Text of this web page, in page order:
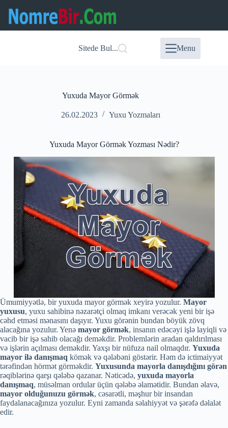
content
Sitede Bul... Menu
Yuxuda Mayor Görmək
26.02.2023 Yuxu Yozmaları
Yuxuda Mayor Görmək Yozması Nədir?
Ümumiyyətlə, bir yuxuda mayor görmək xeyirə yozulur. Mayor
yuxusu, yuxu sahibinə nəzarətçi olmaq imkanı verəcək yeni bir işə
cəhd etməsi mənasını daşıyır. Yuxu görənin bundan böyük zövq
alacağına yozulur. Yenə mayor görmək, insanın edəcəyi işlə layiqli və
vacib bir işə sahib olacağı deməkdir. Problemlərin aradan qaldırılması
və işlərin açılması deməkdir. Yaxşı bir nüfuza nail olmaqdır. Yuxuda
mayor ilə danışmaq kömək və qələbəni göstərir. Həm də ictimaiyyət
tərəfindən hörmət görməkdir. Yuxusunda mayorla danışdığını görən
rəqiblərinə qarşı qələbə qazanar. Nəticədə, yuxuda mayorla
danışmaq, müsəlman ordular üçün qələbə əlamətidir. Bundan əlavə,
mayor olduğunuzu görmək, cəsarətli, məşhur bir insandan
faydalanacağınıza yozulur. Eyni zamanda səlahiyyət və şərəfə dəlalət
edir.